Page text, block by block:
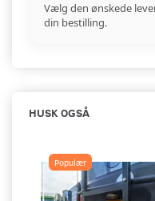
Vælg den ønskede
din bestilling.
HUSK OGSÅ
Populær